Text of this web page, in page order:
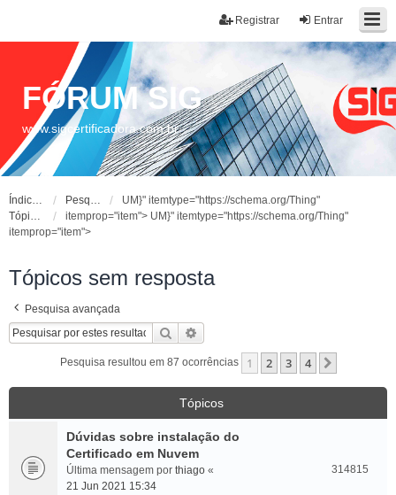
Entrar
Registrar
FÓRUM SIG
www.sigcertificadora.com.br
Índice do fórum Pesquisar
UM}" itemtype="https://schema.org/Thing"
itemprop="item">
Tópicos sem resposta
UM}" itemtype="https://schema.org/Thing"
itemprop="item">
Tópicos sem resposta
Pesquisa avançada
Pesquisar
Pesquisa resultou em 87 ocorrências 1 2 3 4
Tópicos
Dúvidas sobre instalação do
Certificado em Nuvem
Última mensagem por thiago «
21 Jun 2021 15:34
314815